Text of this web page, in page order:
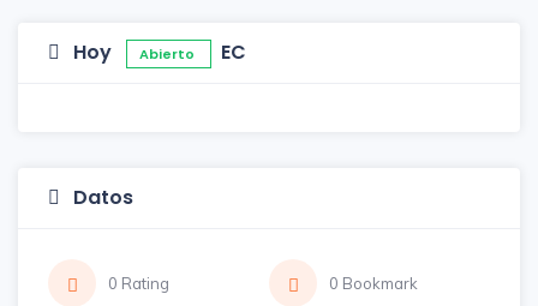
Hoy Abierto EC
Datos
0 Rating 0 Bookmark